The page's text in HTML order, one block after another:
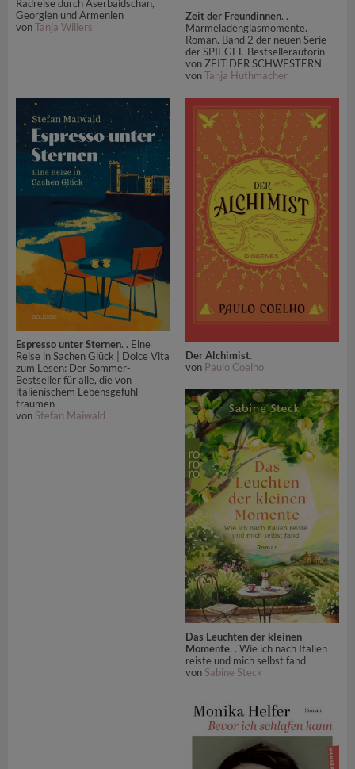
Radreise durch Aserbaidschan,
Georgien und Armenien
vonTanja Willers
Zeit der Freundinnen. .
Marmeladenglasmomente.
Roman. Band 2 der neuen Serie
der SPIEGEL-Bestsellerautorin
von ZEIT DER SCHWESTERN
vonTanja Huthmacher
Espresso unter Sternen. . Eine
Reise in Sachen Glück | Dolce Vita
zum Lesen: Der Sommer-
Bestseller für alle, die von
italienischem Lebensgefühl
träumen
von Stefan Maiwald
Der Alchimist.
von Paulo Coelho
Das Leuchten der kleinen
Momente. . Wie ich nach Italien
reiste und mich selbst fand
von Sabine Steck